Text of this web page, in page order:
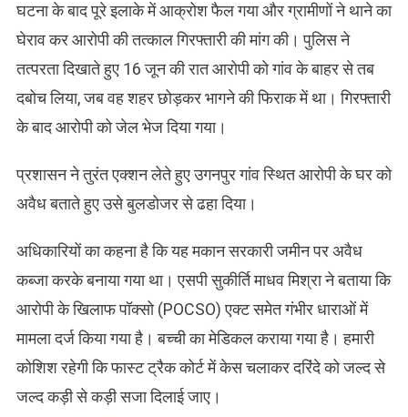
घटना के बाद पूरे इलाके में आक्रोश फैल गया और ग्रामीणों ने थाने का
घेराव कर आरोपी की तत्काल गिरफ्तारी की मांग की। पुलिस ने
तत्परता दिखाते हुए 16 जून की रात आरोपी को गांव के बाहर से तब
दबोच लिया, जब वह शहर छोड़कर भागने की फिराक में था। गिरफ्तारी
के बाद आरोपी को जेल भेज दिया गया।
​प्रशासन ने तुरंत एक्शन लेते हुए उगनपुर गांव स्थित आरोपी के घर को
अवैध बताते हुए उसे बुलडोजर से ढहा दिया।
अधिकारियों का कहना है कि यह मकान सरकारी जमीन पर अवैध
कब्जा करके बनाया गया था। एसपी सुकीर्ति माधव मिश्रा ने बताया कि
आरोपी के खिलाफ पॉक्सो (POCSO) एक्ट समेत गंभीर धाराओं में
मामला दर्ज किया गया है। बच्ची का मेडिकल कराया गया है। हमारी
कोशिश रहेगी कि फास्ट ट्रैक कोर्ट में केस चलाकर दरिंदे को जल्द से
जल्द कड़ी से कड़ी सजा दिलाई जाए।